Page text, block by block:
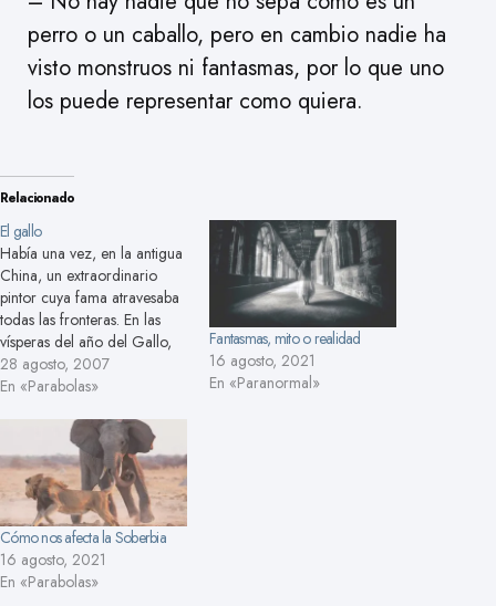
perro o un caballo, pero en cambio nadie ha
visto monstruos ni fantasmas, por lo que uno
los puede representar como quiera.
Relacionado
El gallo
Había una vez, en la antigua
China, un extraordinario
pintor cuya fama atravesaba
todas las fronteras. En las
vísperas del año del Gallo,
un rico comerciante pensó
que le gustaría tener en sus
representase a un gallo,
pintado por este fabuloso
artista. Así que se trasladó…
28 agosto, 2007
En «Parabolas»
Fantasmas, mito o realidad
16 agosto, 2021
En «Paranormal»
Cómo nos afecta la Soberbia
16 agosto, 2021
En «Parabolas»